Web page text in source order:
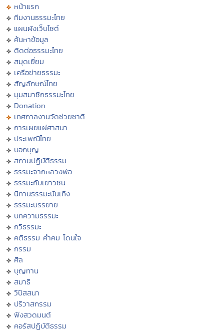
หน้าแรก
ทีมงานธรรมะไทย
แผนผังเว็บไซต์
ค้นหาข้อมูล
ติดต่อธรรมะไทย
สมุดเยี่ยม
เครือข่ายธรรมะ
สัญลักษณ์ไทย
มุมสมาชิกธรรมะไทย
Donation
เทศกาลงานวัดช่วยชาติ
การเผยแผ่ศาสนา
ประเพณีไทย
บอกบุญ
สถานปฏิบัติธรรม
ธรรมะจากหลวงพ่อ
ธรรมะกับเยาวชน
นิทานธรรมะบันเทิง
ธรรมะบรรยาย
บทความธรรมะ
กวีธรรมะ
คติธรรม คำคม โดนใจ
กรรม
ศีล
บุญทาน
สมาธิ
วิปัสสนา
ปริวาสกรรม
ฟังสวดมนต์
คอร์สปฏิบัติธรรม